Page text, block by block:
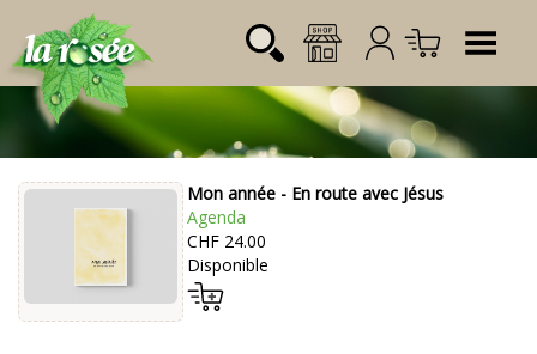
Login:
Mot de passe:
Désignation Référence Quantité
Mon année - En route avec Jésus
Agenda
CHF 24.00
Disponible